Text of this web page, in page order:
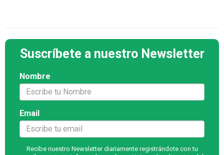
Suscríbete a nuestro Newsletter
Nombre
Email
Recibe nuestro Newsletter diariamente registrándote con tu